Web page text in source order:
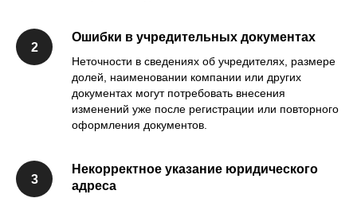
Ошибки в учредительных документах
Неточности в сведениях об учредителях, размере
долей, наименовании компании или других
документах могут потребовать внесения
изменений уже после регистрации или повторного
оформления документов.
Некорректное указание юридического
адреса